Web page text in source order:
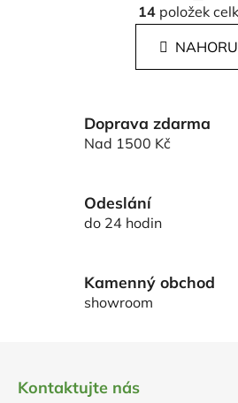
v
l
á
d
í
p
á
n
k
í
14položek
NAHORU
Doprava zdarma
Nad 1500 Kč
Odeslání
do 24 hodin
Kamenný obchod
showroom
Kontaktujte nás